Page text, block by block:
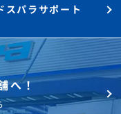
物損保証！
イント！
スパラサポート
へ！